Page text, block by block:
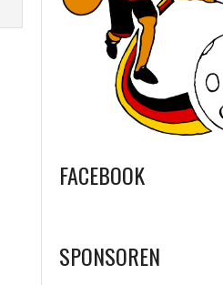
FACEBOOK
SPONSOREN